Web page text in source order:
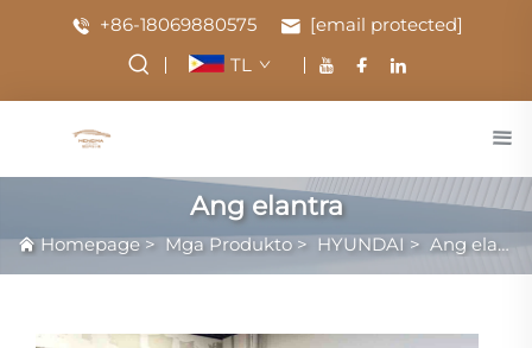
+86-18069880575
[email protected]
TL
Ang elantra
Homepage> Mga Produkto > HYUNDAI > Ang elantra